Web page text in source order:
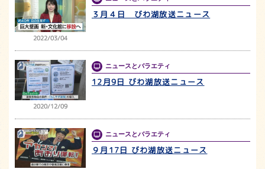
2022/03/04
３月４日 びわ湖放送ニュース
2020/12/09
ニュースとバラエティ
12月9日 びわ湖放送ニュース
ニュースとバラエティ
９月17日 びわ湖放送ニュース